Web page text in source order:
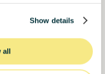
Show details
all